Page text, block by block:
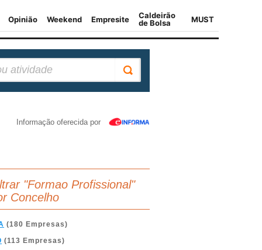
Informação oferecida por
"Formao Profissional"
Concelho
(180 Empresas)
(113 Empresas)